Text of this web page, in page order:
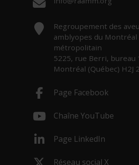
Adresse :
Regroupement des
amblyopes du Montréal
métropolitain
5225, rue Berri, bureau
Montréal (Québec) H2J
Page Facebook
Chaîne YouTube
Page LinkedIn
Réseau social X